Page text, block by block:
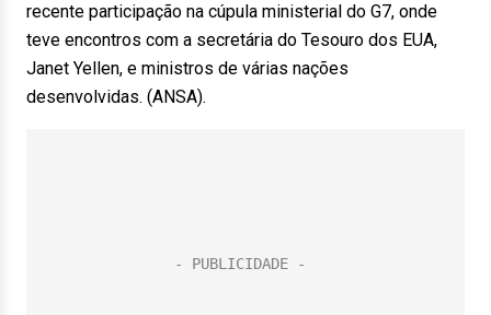
recente participação na cúpula ministerial do G7, onde
teve encontros com a secretária do Tesouro dos EUA,
Janet Yellen, e ministros de várias nações
desenvolvidas. (ANSA).